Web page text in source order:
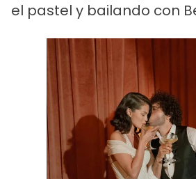
el pastel y bailando con